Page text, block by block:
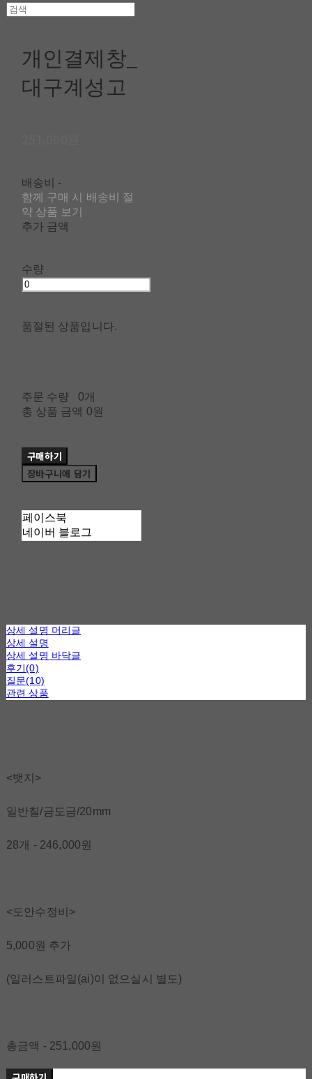
개인결제창_
대구계성고
배송비 -
함께 구매 시 배송비 절
약 상품 보기
추가 금액
수량
품절된 상품입니다.
주문 수량
0개
총 상품 금액 0원
구매하기
장바구니에 담기
페이스북
네이버 블로그
상세 설명 머리글
상세 설명
상세 설명 바닥글
후기(0)
질문(10)
관련 상품
<뱃지>
일반칠/금도금/20mm
28개 - 246,000원
<도안수정비>
5,000원 추가
(일러스트파일(ai)이 없으실시 별도)
총금액 - 251,000원